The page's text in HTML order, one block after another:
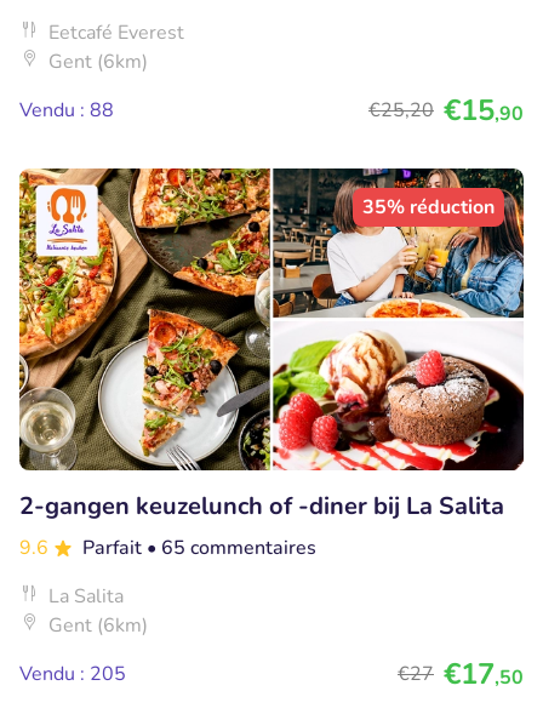
Eetcafé Everest
Gent (6km)
Vendu : 88
€25,20 €15,90
35% réduction
2-gangen keuzelunch of -diner bij La Salita
9.6 Parfait • 65 commentaires
La Salita
Gent (6km)
Vendu : 205
€27 €17,50